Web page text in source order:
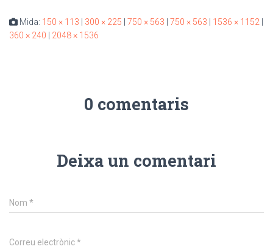
Mida: 150 × 113 300 × 225 750 × 563 750 × 563 1536 × 1152
360 × 240
2048 × 1536
0 comentaris
Deixa un comentari
Nom *
Correu electrònic*